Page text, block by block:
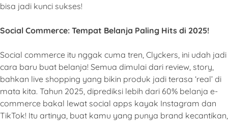
bisa jadi kunci sukses!
Social Commerce: Tempat Belanja Paling Hits di 2025!
Social commerce itu nggak cuma tren, Clyckers, ini udah jadi
cara baru buat belanja! Semua dimulai dari review, story,
bahkan live shopping yang bikin produk jadi terasa ‘real’ di
mata kita. Tahun 2025, diprediksi lebih dari 60% belanja e-
commerce bakal lewat social apps kayak Instagram dan
TikTok! Itu artinya, buat kamu yang punya brand kecantikan,